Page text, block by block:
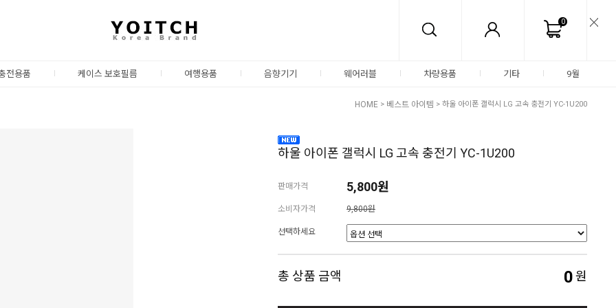
0
전용품 케이스 보호필름 여행용품 음향기기 웨어러블 차량용품 기타 9월
HOME > 베스트 아이템 > 하울 아이폰 갤럭시 LG 고속 충전기 YC-1U200
하울 아이폰 갤럭시 LG 고속 충전기 YC-1U200
판매가격 5,800원
소비자가격 9,800원
선택하세요
총 상품 금액 0원